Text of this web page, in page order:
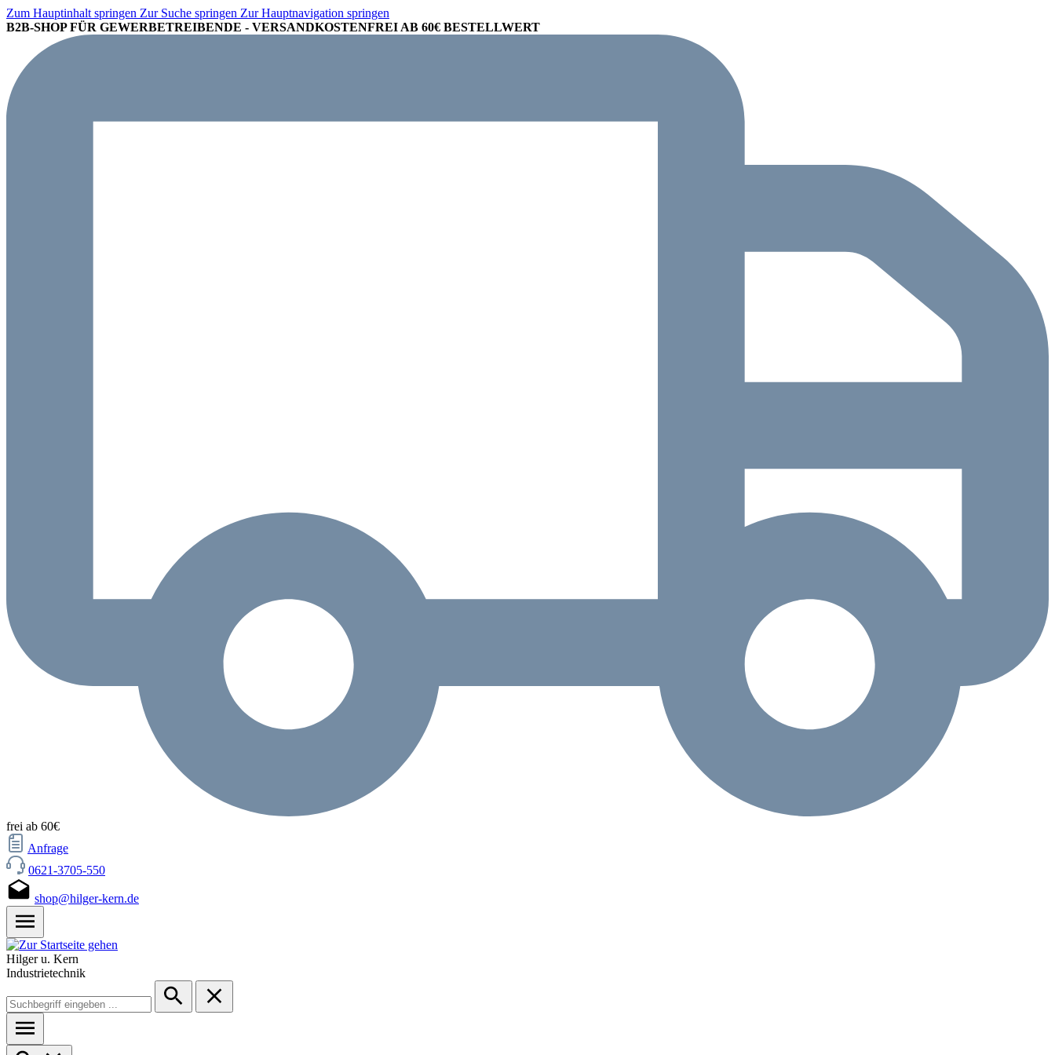
Zum Hauptinhalt springen Zur Suche springen Zur Hauptnavigation springen
B2B-SHOP FÜR GEWERBETREIBENDE - VERSANDKOSTENFREI AB 60€ BESTELLWERT
frei ab 60€
Anfrage
0621-3705-550
shop@hilger-kern.de
Hilger u. Kern
Industrietechnik